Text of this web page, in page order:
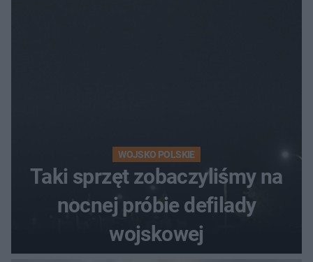
WOJSKO POLSKIE
Taki sprzęt zobaczyliśmy na
nocnej próbie defilady
wojskowej